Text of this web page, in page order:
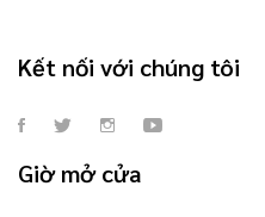
Kết nối với chúng tôi
Giờ mở cửa